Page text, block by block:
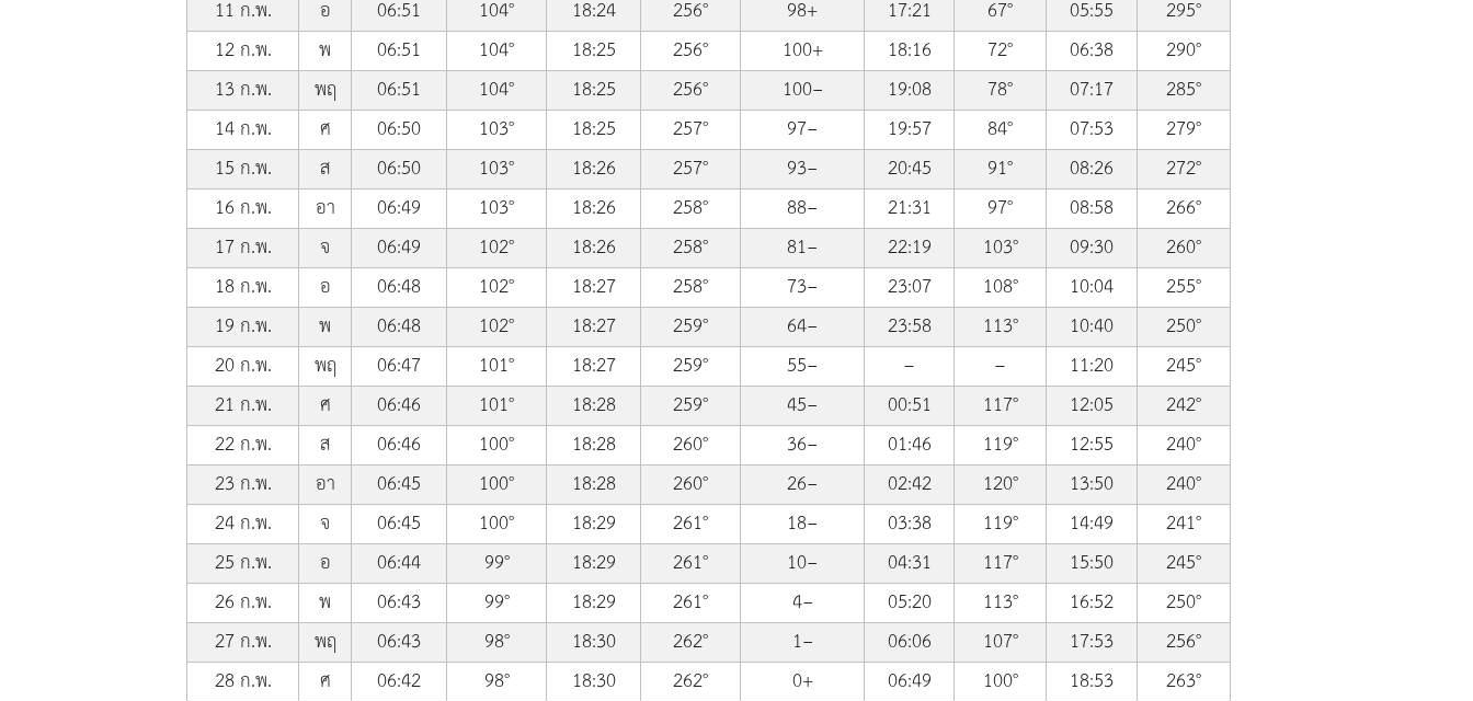
11 ก.พ.
อ 06:51 104° 18:24 256° 98+ 17:21 67° 05:55
295°
12 ก.พ.
พ 06:51 104° 18:25 256° 100+ 18:16 72° 06:38
290°
13 ก.พ.
พฤ 06:51 104° 18:25 256° 100− 19:08 78° 07:17
285°
14 ก.พ.
ศ 06:50 103° 18:25 257° 97− 19:57 84° 07:53
279°
15 ก.พ.
ส 06:50 103° 18:26 257° 93− 20:45 91° 08:26
272°
16 ก.พ.
อา 06:49 103° 18:26 258° 88− 21:31 97° 08:58
266°
17 ก.พ.
จ 06:49 102° 18:26 258° 81− 22:19 103° 09:30
260°
18 ก.พ.
อ 06:48 102° 18:27 258° 73− 23:07 108° 10:04
255°
19 ก.พ.
พ 06:48 102° 18:27 259° 64− 23:58 113° 10:40
250°
20 ก.พ.
พฤ 06:47 101° 18:27 259° 55− – – 11:20
245°
21 ก.พ.
ศ 06:46 101° 18:28 259° 45− 00:51 117° 12:05
242°
22 ก.พ.
ส 06:46 100° 18:28 260° 36− 01:46 119° 12:55
240°
23 ก.พ.
อา 06:45 100° 18:28 260° 26− 02:42 120° 13:50
240°
24 ก.พ.
จ 06:45 100° 18:29 261° 18− 03:38 119° 14:49
241°
25 ก.พ.
อ 06:44 99° 18:29 261° 10− 04:31 117° 15:50
245°
26 ก.พ.
พ 06:43 99° 18:29 261° 4− 05:20 113° 16:52
250°
27 ก.พ.
พฤ 06:43 98° 18:30 262° 1− 06:06 107° 17:53
256°
28 ก.พ.
ศ 06:42 98° 18:30 262° 0+ 06:49 100° 18:53
263°